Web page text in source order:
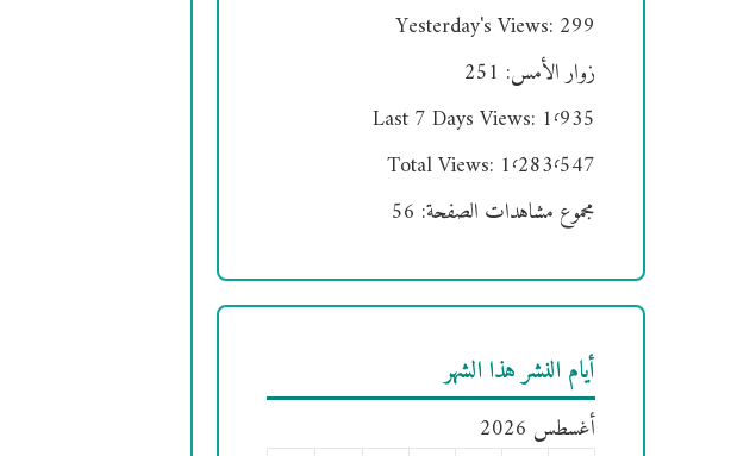
Yesterday's Views: 299
زوار الأمس: 251
Last 7 Days Views: 1٬935
Total Views: 1٬283٬547
مجموع مشاهدات الصفحة: 56
أيام النشر هذا الشهر
أغسطس 2026